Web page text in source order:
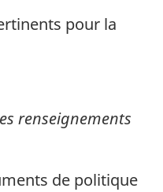
pour la
renseignements
de politique